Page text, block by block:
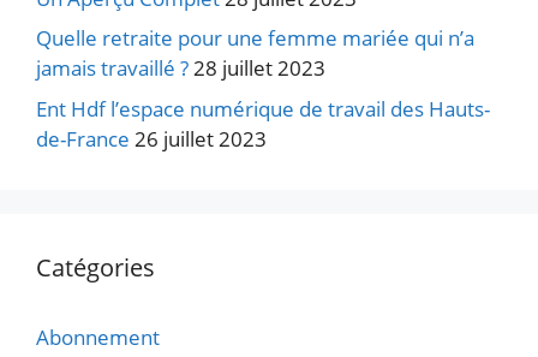
Quelle retraite pour une femme mariée qui n’a
jamais travaillé ?28 juillet 2023
Ent Hdf l’espace numérique de travail des Hauts-
de-France 26 juillet 2023
Catégories
Abonnement